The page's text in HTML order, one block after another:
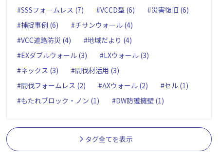
#SSSフォームレス (7)
#VCCD型 (6)
#災害復旧 (6)
#捕捉事例 (6)
#チサンウォール (4)
#VCC道路防災 (4)
#地域だより (4)
#EXダブルウォール (3)
#LXウォール (3)
#ネックス (3)
#間伐材活用 (3)
#間伐フォームレス (2)
#ΔXウォール (2)
#セル (1)
#もたれブロック・ノン (1)
#DW防護擁壁 (1)
タグ全てを表示